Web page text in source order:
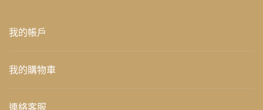
我的帳戶
我的購物車
連絡客服